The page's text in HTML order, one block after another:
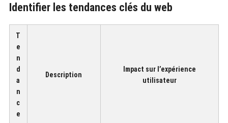
Identifier les tendances clés du web
T
e
n
d
a
n
c
e
Description
Impact sur l’expérience
utilisateur